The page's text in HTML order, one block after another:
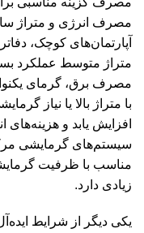
مصرف انرژی و متراژ
آپارتمان‌های کوچک،
متراژ متوسط عملکرد
مصرف برق، گرمای
با متراژ بالا یا نیاز
افزایش یابد و هزینه‌های
سیستم‌های گرمایشی
مناسب با ظرفیت
زیادی دارد.
یکی دیگر از شرایط